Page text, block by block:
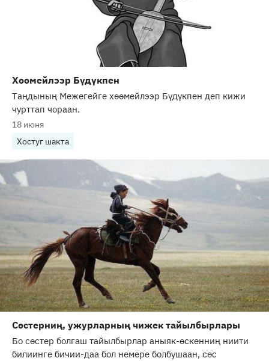
Хөөмейлээр Бүдүкпен
Таңдының Межегейге хөөмейлээр Бүдүкпен деп кижи
чурттап чораан.
18 июня
Хостуг шакта
Сөстерниң, ужурларның чижек тайылбырлары
Бо сөстер болгаш тайылбырлар аныяк-өскенниң ниити
билиинге бичии-даа бол немере болбушаан, сөс